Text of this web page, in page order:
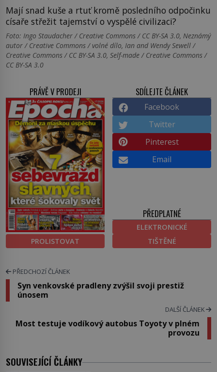
Mají snad kuše a rtuť kromě posledního odpočinku
císaře střežit tajemství o vyspělé civilizaci?
Foto: Ingo Staudacher / Creative Commons / CC BY-SA 3.0, Neznámý
autor / Creative Commons / volné dílo, Ian and Wendy Sewell /
Creative Commons / CC BY-SA 3.0, Self-made / Creative Commons /
CC BY-SA 3.0
PRÁVĚ V PRODEJI
PROLISTOVAT
SDÍLEJTE ČLÁNEK
Facebook
Twitter
Pinterest
Email
PŘEDPLATNÉ
ELEKTRONICKÉ
TIŠTĚNÉ
PŘEDCHOZÍ ČLÁNEK
Syn venkovské pradleny zvýšil svoji prestiž
únosem
DALŠÍ ČLÁNEK
Most testuje vodíkový autobus Toyoty v plném
provozu
SOUVISEJÍCÍ ČLÁNKY